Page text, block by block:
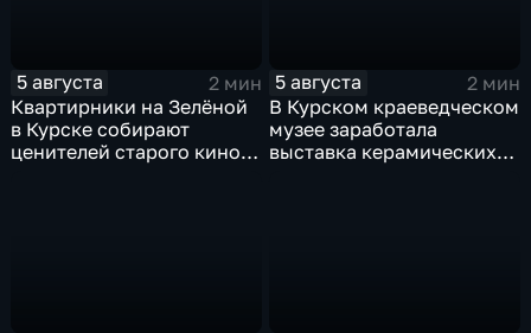
5 августа
2 мин
Квартирники на Зелёной
в Курске собирают
ценителей старого кино
5 августа
2 мин
В Курском краеведческом
музее заработала
выставка керамических